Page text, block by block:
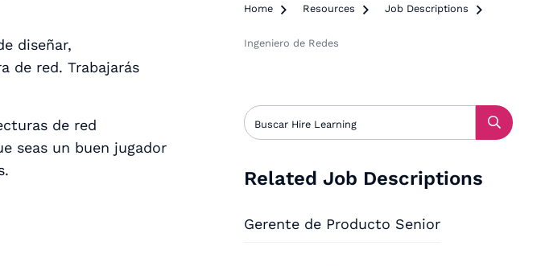
diseñar,
de red. Trabajarás
de red
seas un buen jugador
Home  Resources  Job Descriptions 
Ingeniero de Redes
Related Job Descriptions
Gerente de Producto Senior